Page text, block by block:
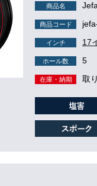
商品名
商品コード
インチ 17
ホール数 5
在庫・納期 取